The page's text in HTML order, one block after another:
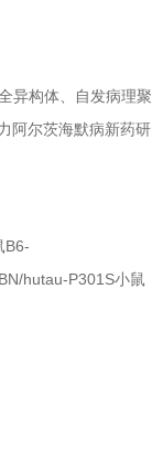
异构体、自发病理聚
阿尔茨海默病新药研
B6-
hutau-P301S小鼠